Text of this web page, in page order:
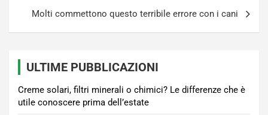
Molti commettono questo terribile errore con i cani
ULTIME PUBBLICAZIONI
Creme solari, filtri minerali o chimici? Le differenze che è
utile conoscere prima dell’estate